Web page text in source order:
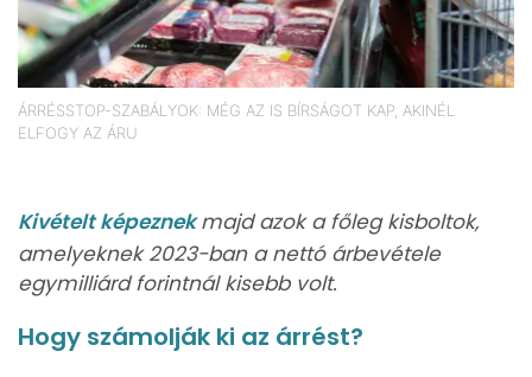
ÁRRÉSSTOP-SZABÁLYOK: MÉG AZ IS BÍRSÁGOT KAP, AKINÉL
ELFOGY AZ ÁRU
Kivételt képeznekmajd azok a főleg kisboltok,
amelyeknek 2023-ban a nettó árbevétele
egymilliárd forintnál kisebb volt.
Hogy számolják ki az árrést?